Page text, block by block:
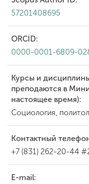
57201408695
ORCID:
0000-0001-6809-
Курсы и
преподаются в
настоящее время):
Социология,
Контактный
+7 (831) 262-20-44
E-mail: